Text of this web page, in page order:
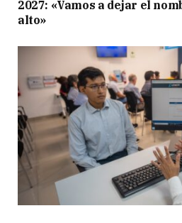
2027: «Vamos a dejar el
alto»